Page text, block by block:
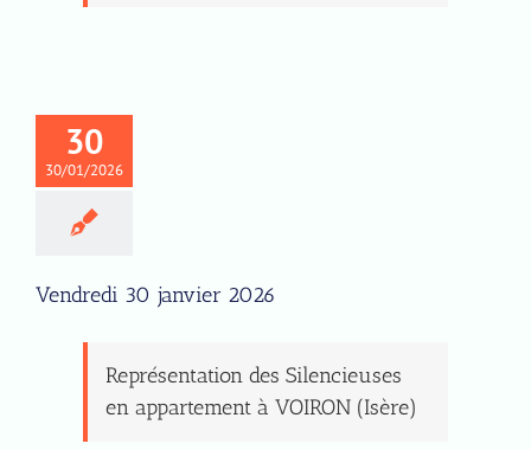
30
30/01/2026
Vendredi 30 janvier 2026
Représentation des Silencieuses
en appartement à VOIRON (Isère)